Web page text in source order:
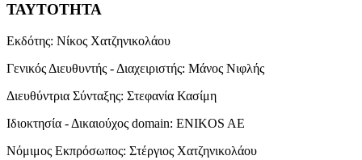
ΤΑΥΤΟΤΗΤΑ
Εκδότης: Νίκος Χατζηνικολάου
Γενικός Διευθυντής - Διαχειριστής: Μάνος Νιφλής
Διευθύντρια Σύνταξης: Στεφανία Κασίμη
Ιδιοκτησία - Δικαιούχος domain: ENIKOS AE
Νόμιμος Εκπρόσωπος: Στέργιος Χατζηνικολάου